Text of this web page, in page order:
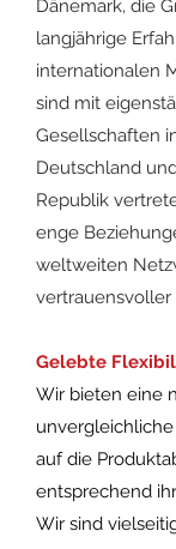
Dänemark, die
langjährige
internationalen
sind mit
Gesellschaften
Deutschland
Republik
enge
weltweiten
vertrauensvoller
Gelebte
Wir bieten eine
auf die
entsprechend
Wir sind